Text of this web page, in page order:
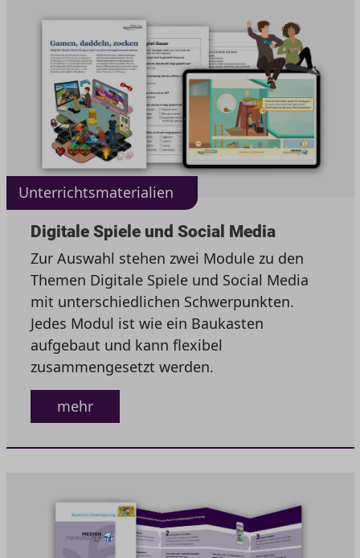
Unterrichtsmaterialien
Digitale Spiele und Social Media
Zur Auswahl stehen zwei Module zu den
Themen Digitale Spiele und Social Media
mit unterschiedlichen Schwerpunkten.
Jedes Modul ist wie ein Baukasten
aufgebaut und kann flexibel
zusammengesetzt werden.
mehr